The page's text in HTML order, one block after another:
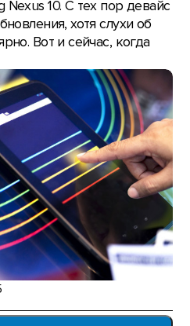
Nexus 10. C тех пор девайс
хотя слухи об
Вот и сейчас, когда